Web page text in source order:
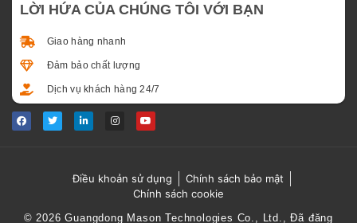
LỜI HỨA CỦA CHÚNG TÔI VỚI BẠN
Giao hàng nhanh
Đảm bảo chất lượng
Dịch vụ khách hàng 24/7
Điều khoản sử dụng
Chính sách bảo mật
Chính sách cookie
© 2026 Guangdong Mason Technologies Co., Ltd., Đã đăng